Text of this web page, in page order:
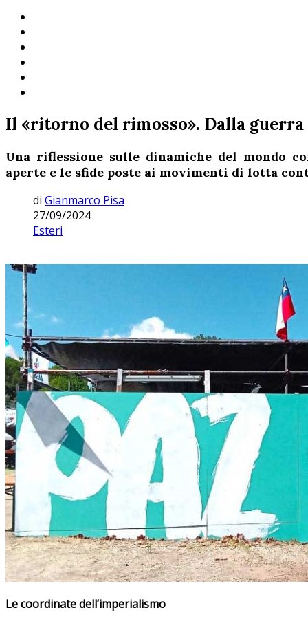
Il «ritorno del rimosso». Dalla
Una riflessione sulle dinamiche del mondo
aperte e le sfide poste ai movimenti di lotta
di Gianmarco Pisa
27/09/2024
Esteri
Le coordinate dell’imperialismo